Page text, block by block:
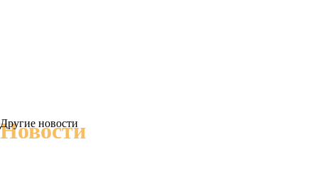
Новости
Другие новости